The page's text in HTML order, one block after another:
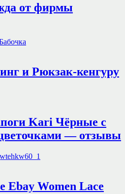
от фирмы
и Рюкзак-кенгуру
Kari Чёрные с
— отзывы
Ebay Women Lace